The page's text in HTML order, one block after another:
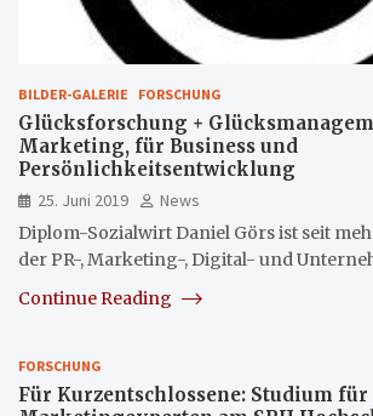
BILDER-GALERIE FORSCHUNG
Glücksforschung +
Marketing, für Business und
Persönlichkeitsentwicklung
25. Juni 2019
News
Diplom-Sozialwirt Daniel Görs ist seit
der PR-, Marketing-, Digital- und
Continue Reading
FORSCHUNG
Für Kurzentschlossene: Studium für